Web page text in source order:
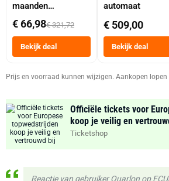
maanden
abonnement
€ 66,98€ 321,72
Bekijk deal
automaat
€ 509,00
Bekijk deal
Prijs en voorraad kunnen wijzigen. Aankopen lopen
Officiële tickets voor
koop je veilig en
Ticketshop
Reactie van gebruiker Quarlon op